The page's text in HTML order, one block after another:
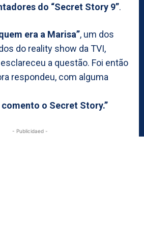
do “Secret Story 9”.
era a Marisa”, um dos
do reality show da TVI,
esclareceu a questão. Foi então
respondeu, com alguma
comento o Secret Story.”
- Publicidaed -